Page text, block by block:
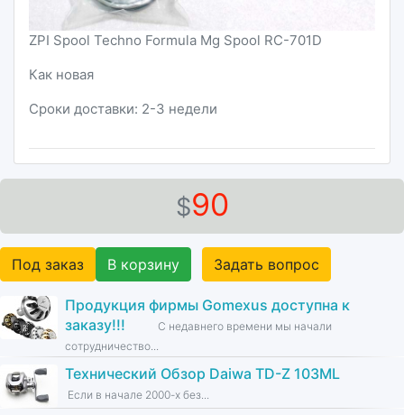
$90
Под заказ В корзину Задать вопрос
Продукция фирмы Gomexus доступна к
заказу!!!
С недавнего времени мы начали
сотрудничество...
Технический Обзор Daiwa TD-Z 103ML
Если в начале 2000-х без...
ZPI Spool Techno Formula Mg Spool RC-701D
Как новая
Сроки доставки: 2-3 недели